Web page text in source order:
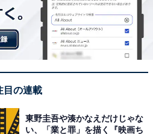
ージが見込まれる5区の人選
。
った畔上和弥選手（4年）が
メンバーが12名も残ります。
地選手（1年）、10区区間賞
目の連載
東野圭吾や湊かなえだけじゃな
い、「業と罪」を描く『映画ち